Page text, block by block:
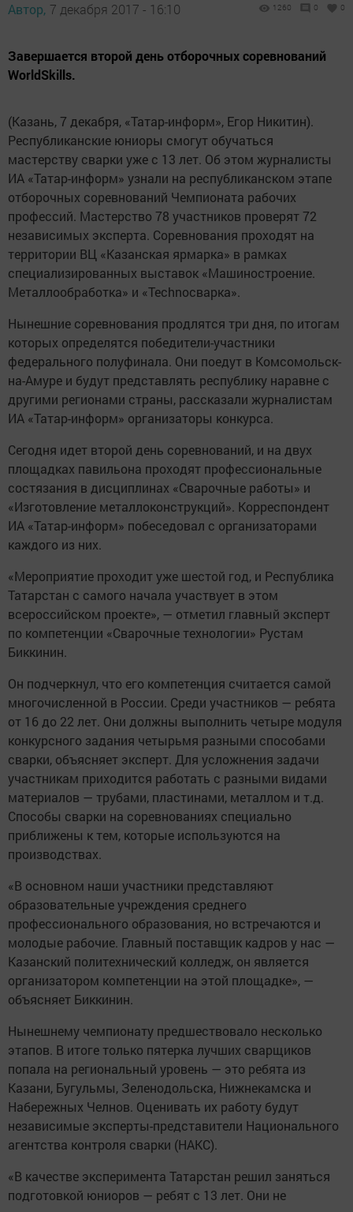
Автор, 7 декабря 2017 - 16:10 1260 0 0
Завершается второй день отборочных соревнований
WorldSkills.
(Казань, 7 декабря, «Татар-информ», Егор Никитин).
Республиканские юниоры смогут обучаться
мастерству сварки уже с 13 лет. Об этом журналисты
ИА «Татар-информ» узнали на республиканском этапе
отборочных соревнований Чемпионата рабочих
профессий. Мастерство 78 участников проверят 72
независимых эксперта. Соревнования проходят на
территории ВЦ «Казанская ярмарка» в рамках
специализированных выставок «Машиностроение.
Металлообработка» и «Technoсварка».
Нынешние соревнования продлятся три дня, по итогам
которых определятся победители-участники
федерального полуфинала. Они поедут в Комсомольск-
на-Амуре и будут представлять республику наравне с
другими регионами страны, рассказали журналистам
ИА «Татар-информ» организаторы конкурса.
Сегодня идет второй день соревнований, и на двух
площадках павильона проходят профессиональные
состязания в дисциплинах «Сварочные работы» и
«Изготовление металлоконструкций». Корреспондент
ИА «Татар-информ» побеседовал с организаторами
каждого из них.
«Мероприятие проходит уже шестой год, и Республика
Татарстан с самого начала участвует в этом
всероссийском проекте», — отметил главный эксперт
по компетенции «Сварочные технологии» Рустам
Биккинин.
Он подчеркнул, что его компетенция считается самой
многочисленной в России. Среди участников — ребята
от 16 до 22 лет. Они должны выполнить четыре модуля
конкурсного задания четырьмя разными способами
сварки, объясняет эксперт. Для усложнения задачи
участникам приходится работать с разными видами
материалов — трубами, пластинами, металлом и т.д.
Способы сварки на соревнованиях специально
приближены к тем, которые используются на
производствах.
«В основном наши участники представляют
образовательные учреждения среднего
профессионального образования, но встречаются и
молодые рабочие. Главный поставщик кадров у нас —
Казанский политехнический колледж, он является
организатором компетенции на этой площадке», —
объясняет Биккинин.
Нынешнему чемпионату предшествовало несколько
этапов. В итоге только пятерка лучших сварщиков
попала на региональный уровень — это ребята из
Казани, Бугульмы, Зеленодольска, Нижнекамска и
Набережных Челнов. Оценивать их работу будут
независимые эксперты-представители Национального
агентства контроля сварки (НАКС).
«В качестве эксперимента Татарстан решил заняться
подготовкой юниоров — ребят с 13 лет. Они не